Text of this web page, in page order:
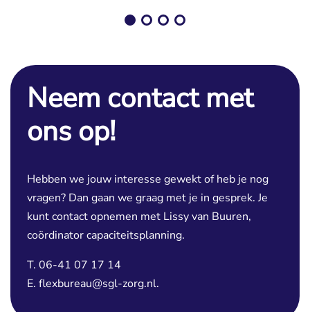
Neem contact met
ons op!
Hebben we jouw interesse gewekt of heb je nog
vragen? Dan gaan we graag met je in gesprek. Je
kunt contact opnemen met Lissy van Buuren,
coördinator capaciteitsplanning.
T. 06-41 07 17 14
E. flexbureau@sgl-zorg.nl.